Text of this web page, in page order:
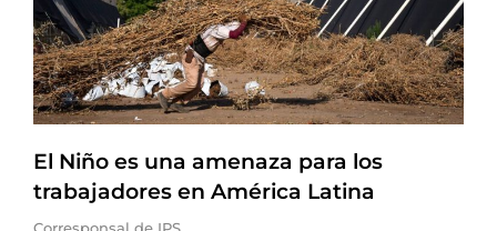
El Niño es una amenaza para los
trabajadores en América Latina